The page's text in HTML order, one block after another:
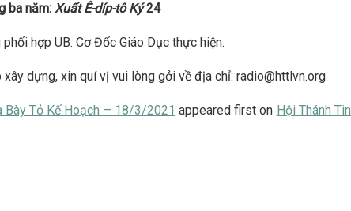
ba năm: Xuất Ê-díp-tô Ký24
phối hợp UB. Cơ Đốc Giáo Dục thực hiện.
dựng, xin quí vị vui lòng gởi về địa chỉ: radio@httlvn.org
Bày Tỏ Kế Hoạch – 18/3/2021 appeared first on Hội Thánh Tin